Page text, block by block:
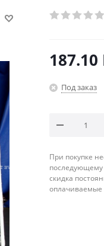
187.10
Под заказ
При покупке
последующему
скидка
оплачиваемые